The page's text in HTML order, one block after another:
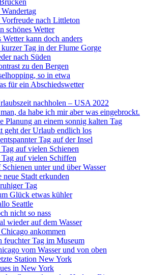
nach Littleton
schönes Wetter
Wetter kann doch anders
Tag in der Flume Gorge
nach Süden
zu den Bergen
so in etwa
für ein Abschiedswetter
nachholen – USA 2022
da habe ich mir aber was eingebrockt.
Planung an einem sonnig kalten Tag
geht der Urlaub endlich los
Tag auf der Insel
auf vielen Schienen
auf vielen Schiffen
unter und über Wasser
neue Stadt erkunden
Tag
Glück etwas kühler
Seattle
nicht so nass
wieder auf dem Wasser
ankommen
feuchter Tag im Museum
vom Wasser und von oben
Station New York
in New York